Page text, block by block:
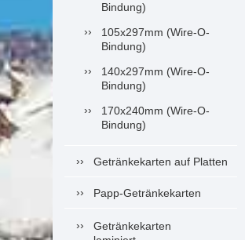
Bindung)
105x297mm (Wire-O-
Bindung)
140x297mm (Wire-O-
Bindung)
170x240mm (Wire-O-
Bindung)
Getränkekarten auf Platten
Papp-Getränkekarten
Getränkekarten